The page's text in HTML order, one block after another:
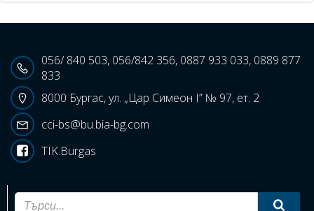
056/ 840 503, 056/842 356, 0887 933 033, 0889 877
833
8000 Бургас, ул. „Цар Симеон I” № 97, ет. 2
cci-bs@bu.bia-bg.com
TIK.Burgas